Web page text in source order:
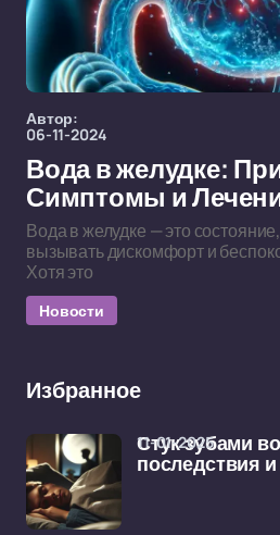
Автор:
06-11-2024
Вода в желудке:
Симптомы и
Вода в желудке — это
вызывать дискомфорт и
Хотя это
Новости
Избранное
Стук зубами
последствия
11-01-2025